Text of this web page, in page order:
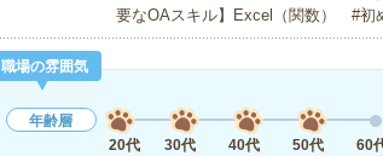
要なOAスキル】Excel（関数） #初
職場の雰囲気
年齢層
20代
30代 40代 50代 60